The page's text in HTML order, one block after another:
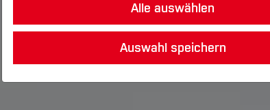
Alle auswählen
Auswahl speichern